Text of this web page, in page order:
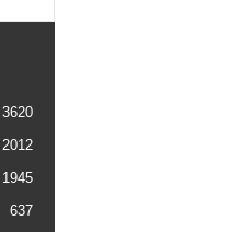
3620
2012
1945
637